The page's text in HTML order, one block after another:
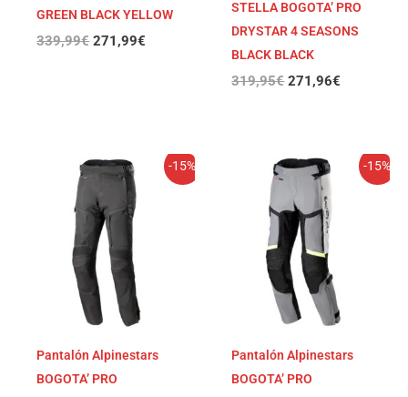
GREEN BLACK YELLOW
339,99€ 271,99€
STELLA BOGOTA’ PRO
DRYSTAR 4 SEASONS
BLACK BLACK
319,95€ 271,96€
-15%
Pantalón Alpinestars
BOGOTA’ PRO
El
precio
original
era:
319,95€.
precio
-15%
Pantalón Alpinestars
BOGOTA’ PRO
El
precio
original
era:
319,95€.
precio